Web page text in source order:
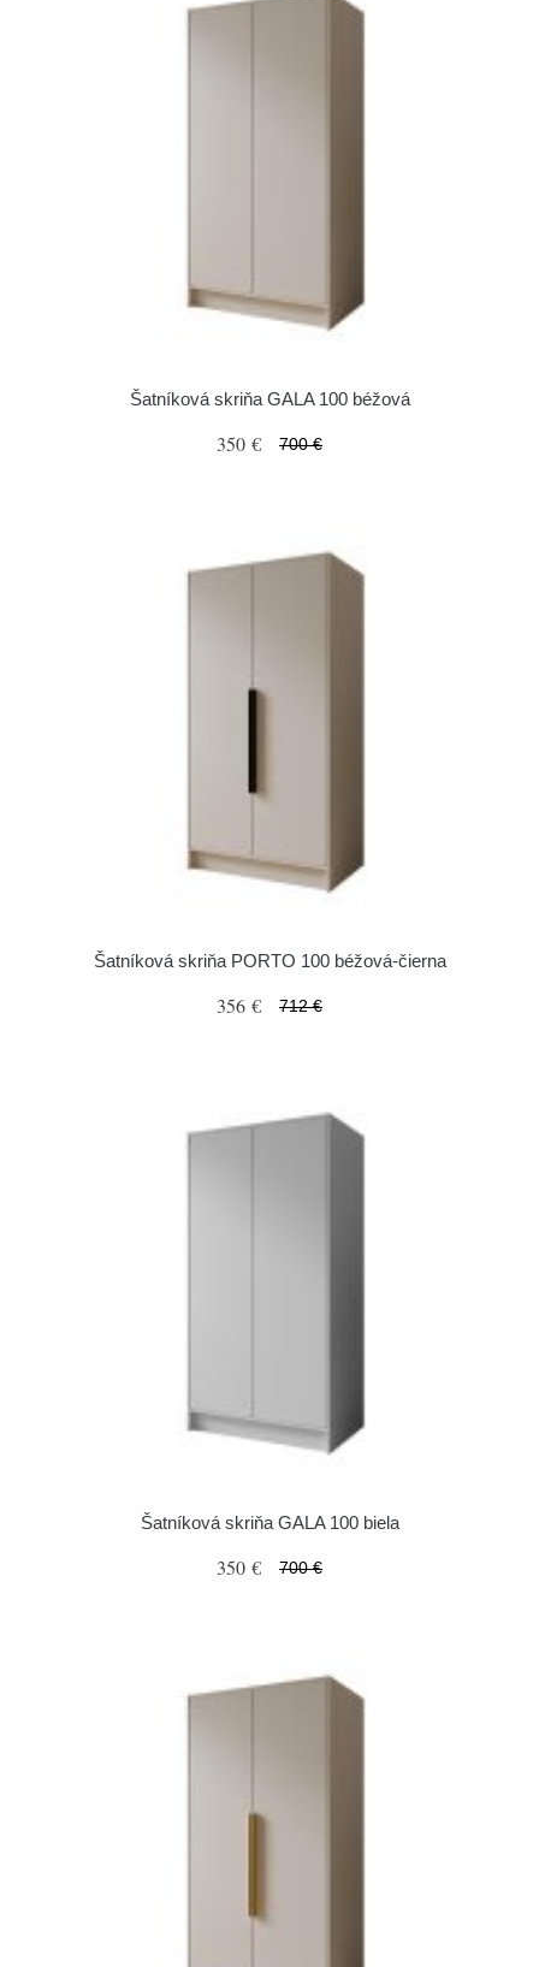
Šatníková skriňa GALA 100 béžová
350 € 700 €
Šatníková skriňa PORTO 100 béžová-čierna
356 € 712 €
Šatníková skriňa GALA 100 biela
350 € 700 €